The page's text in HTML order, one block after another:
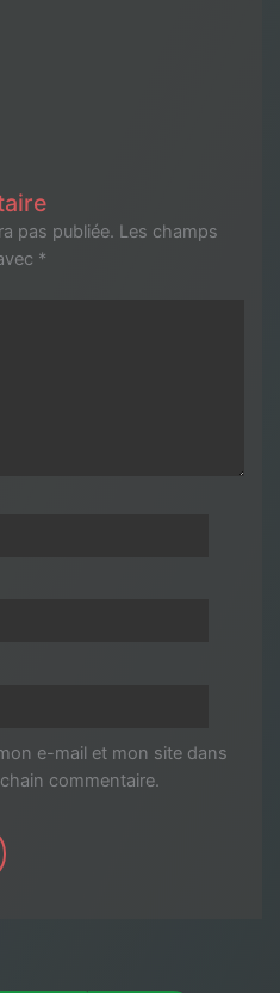
pas publiée. Les champs
*
e-mail et mon site dans
commentaire.